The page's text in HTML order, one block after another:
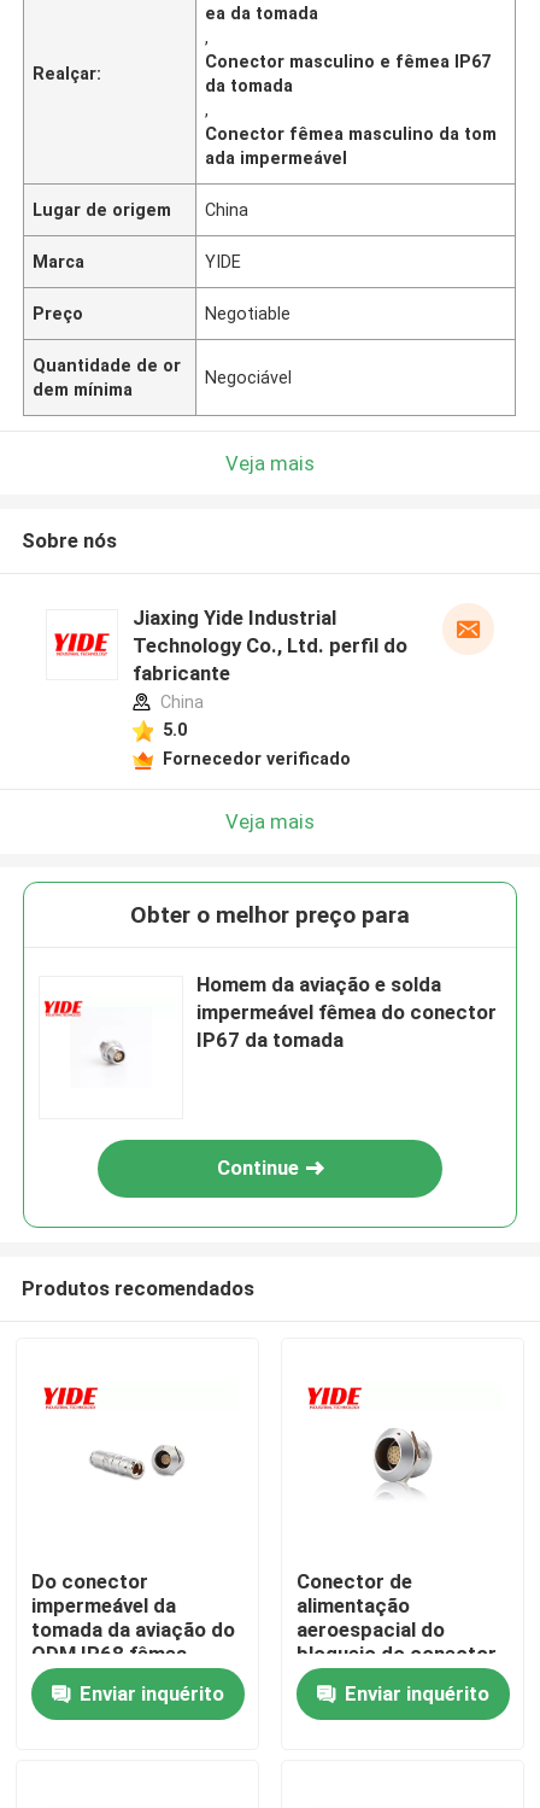
Casa
Quem Somos
Realçar:
ea da tomada
,
Conector masculino e fêmea IP67
da tomada
,
Conector fêmea masculino da tom
ada impermeável
Lugar de origem China
Marca YIDE
Preço Negotiable
Quantidade de or
dem mínima
Negociável
Veja mais
Sobre nós
Jiaxing Yide Industrial
Technology Co., Ltd. perfil do
fabricante
China
5.0
Fornecedor verificado
Veja mais
Obter o melhor preço para
Homem da aviação e solda
impermeável fêmea do conector
IP67 da tomada
Continue
Produtos recomendados
Do conector
impermeável da
tomada da aviação do
ODM IP68 fêmea
masculina de bloqueio
Enviar inquérito
Conector de
alimentação
aeroespacial do
bloqueio do conector
de cabo da aviação
IP68 Enviar inquérito